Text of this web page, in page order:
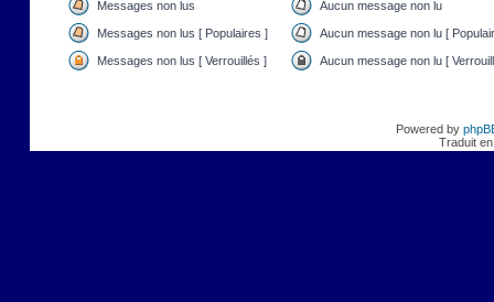
Messages non lus Aucun message non lu
Messages non lus [ Populaires ] Aucun message non lu [
Messages non lus [ Verrouillés ] Aucun message non lu [
Powered by
Traduit